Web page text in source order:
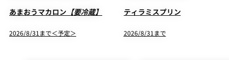
あまおうマカロン 【要冷蔵】
2026/8/31まで＜予定＞
ティラミスプリン
2026/8/31まで